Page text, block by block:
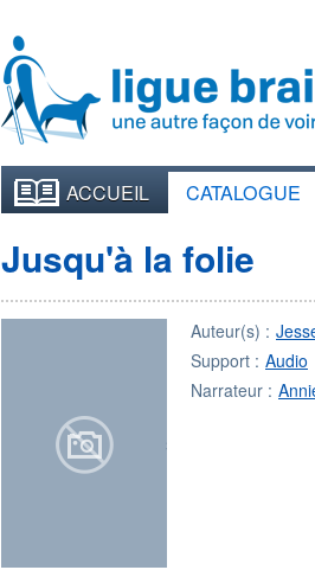
ACCUEIL CATALOGUE
Jusqu'à la folie
Auteur(s) :
Support : Audio
Narrateur :